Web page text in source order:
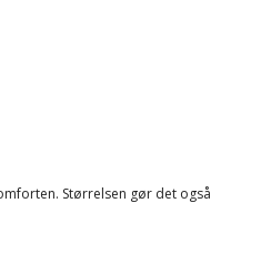
Størrelsen gør det også